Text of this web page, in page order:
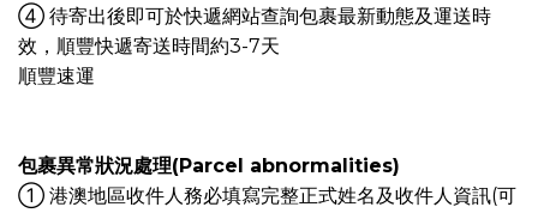
④ 待寄出後即可於快遞網站查詢包裹最新動態及運送時
效，順豐快遞寄送時間約3-7天
順豐速運
包裹異常狀況處理(Parcel abnormalities)
① 港澳地區收件人務必填寫完整正式姓名及收件人資訊(可